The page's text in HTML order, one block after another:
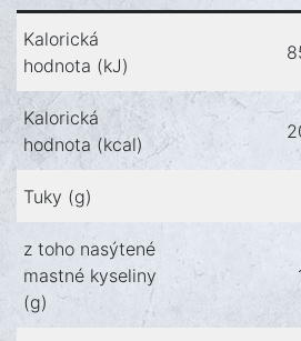
Kalorická
hodnota ​​(kJ)
Kalorická
hodnota ​​(kcal)
Tuky (g)
z toho nasýtené
mastné kyseliny
(g)